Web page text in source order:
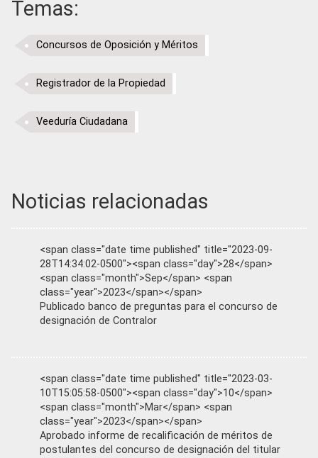
Temas:
Concursos de Oposición y Méritos
Registrador de la Propiedad
Veeduría Ciudadana
Noticias relacionadas
<span class="date time published" title="2023-09-
28T14:34:02-0500"><span class="day">28</span>
<span class="month">Sep</span> <span
class="year">2023</span></span>
Publicado banco de preguntas para el concurso de
designación de Contralor
<span class="date time published" title="2023-03-
10T15:05:58-0500"><span class="day">10</span>
<span class="month">Mar</span> <span
class="year">2023</span></span>
Aprobado informe de recalificación de méritos de
postulantes del concurso de designación del titular